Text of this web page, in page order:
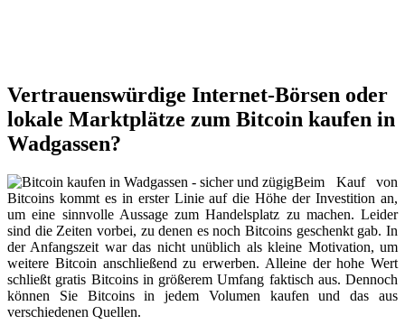
Vertrauenswürdige Internet-Börsen oder
lokale Marktplätze zum Bitcoin kaufen in
Wadgassen?
Beim Kauf von
Bitcoins kommt es in erster Linie auf die Höhe der Investition an,
um eine sinnvolle Aussage zum Handelsplatz zu machen. Leider
sind die Zeiten vorbei, zu denen es noch Bitcoins geschenkt gab. In
der Anfangszeit war das nicht unüblich als kleine Motivation, um
weitere Bitcoin anschließend zu erwerben. Alleine der hohe Wert
schließt gratis Bitcoins in größerem Umfang faktisch aus. Dennoch
können Sie Bitcoins in jedem Volumen kaufen und das aus
verschiedenen Quellen.